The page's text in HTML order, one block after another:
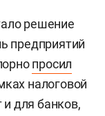
решение
предприятий
просил
налоговой
для банков,